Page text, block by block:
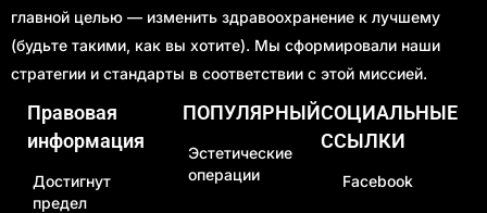
главной целью — изменить здравоохранение к лучшему
(будьте такими, как вы хотите). Мы сформировали наши
стратегии и стандарты в соответствии с этой миссией.
Правовая
информация
Достигнут
предел
ПОПУЛЯРНЫЙ
Эстетические
операции
СОЦИАЛЬНЫЕ
ССЫЛКИ
Facebook